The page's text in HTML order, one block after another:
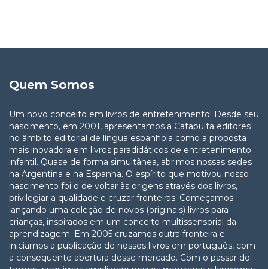
Quem Somos
Um novo conceito em livros de entretenimento! Desde seu
nascimento, em 2001, apresentamos a Catapulta editores
no âmbito editorial de língua espanhola como a proposta
mais inovadora em livros paradidáticos de entretenimento
infantil. Quase de forma simultânea, abrimos nossas sedes
na Argentina e na Espanha. O espírito que motivou nosso
nascimento foi o de voltar às origens através dos livros,
privilegiar a qualidade e cruzar fronteiras. Começamos
lançando uma coleção de novos (originais) livros para
crianças, inspirados em um conceito multissensorial da
aprendizagem. Em 2005 cruzamos outra fronteira e
iniciamos a publicação de nossos livros em português, com
a consequente abertura desse mercado. Com o passar do